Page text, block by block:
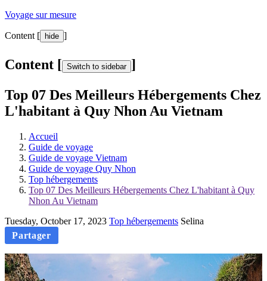
Voyage sur mesure
Content [ hide ]
Content [ Switch to sidebar ]
Top 07 Des Meilleurs Hébergements Chez
L'habitant à Quy Nhon Au Vietnam
Accueil
Guide de voyage
Guide de voyage Vietnam
Guide de voyage Quy Nhon
Top hébergements
Top 07 Des Meilleurs Hébergements Chez L'habitant à Quy
Nhon Au Vietnam
Tuesday, October 17, 2023 Top hébergements Selina
Partager